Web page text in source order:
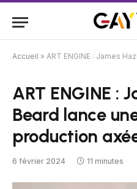
Accueil » ART ENGINE : James Hazlett-Beard
ART ENGINE :
Beard lance
production
6 février 2024 11 minutes